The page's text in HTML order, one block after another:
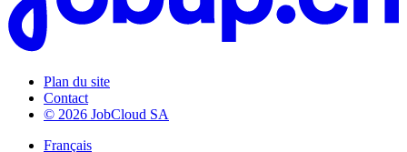
Plan du site
Contact
© 2026 JobCloud SA
Français